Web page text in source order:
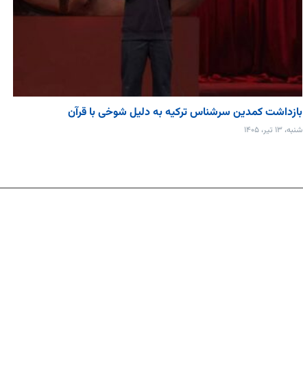
بازداشت کمدین سرشناس ترکیه به دلیل شوخی با قرآن
شنبه، ۱۳ تیر، ۱۴۰۵